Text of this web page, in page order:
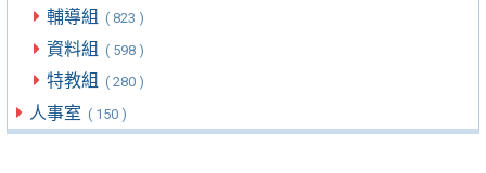
輔導組 ( 823 )
資料組 ( 598 )
特教組 ( 280 )
人事室 ( 150 )